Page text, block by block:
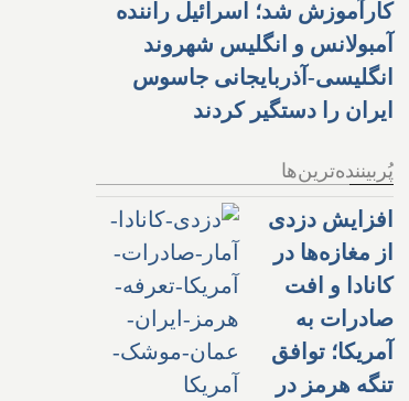
کارآموزش شد؛ اسرائیل راننده
آمبولانس و انگلیس شهروند
انگلیسی-آذربایجانی جاسوس
ایران را دستگیر کردند
پُربیننده‌ترین‌ها
افزایش دزدی
از مغازه‌ها در
کانادا و افت
صادرات به
آمریکا؛ توافق
تنگه هرمز در